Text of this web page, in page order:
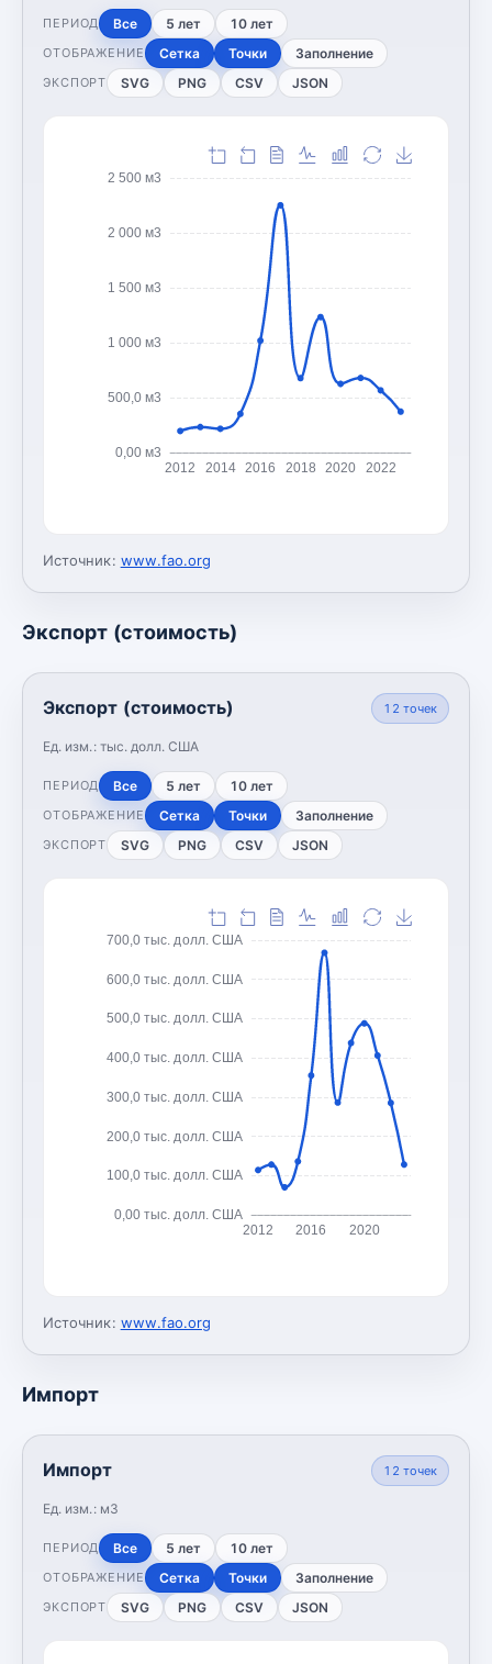
ПЕРИОД Все 5 лет 10 лет
ОТОБРАЖЕНИЕ Сетка Точки Заполнение
ЭКСПОРТ SVG PNG CSV JSON
0,00 м3
500,0 м3
1 000 м3
1 500 м3
2 000 м3
2 500 м3
2012 2014 2016 2018 2020 2022
Источник: www.fao.org
Экспорт (стоимость)
Экспорт (стоимость)
Ед. изм.: тыс. долл. США
12 точек
ПЕРИОД Все 5 лет 10 лет
ОТОБРАЖЕНИЕ Сетка Точки Заполнение
ЭКСПОРТ SVG PNG CSV JSON
0,00 тыс. долл. США
100,0 тыс. долл. США
200,0 тыс. долл. США
300,0 тыс. долл. США
400,0 тыс. долл. США
500,0 тыс. долл. США
600,0 тыс. долл. США
700,0 тыс. долл. США
2012 2016 2020
Источник: www.fao.org
Импорт
Импорт
Ед. изм.: м3
12 точек
ПЕРИОД Все 5 лет 10 лет
ОТОБРАЖЕНИЕ Сетка Точки Заполнение
ЭКСПОРТ SVG PNG CSV JSON